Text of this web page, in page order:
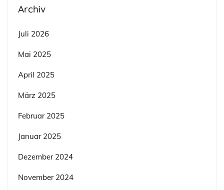
Archiv
Juli 2026
Mai 2025
April 2025
März 2025
Februar 2025
Januar 2025
Dezember 2024
November 2024